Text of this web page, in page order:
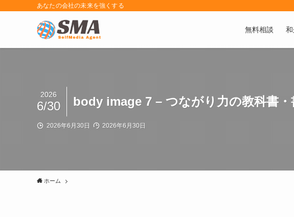
あなたの会社の未来を強くする
無料相談
body image 7 – つながり力の教科書
2026
6/30
2026年6月30日 2026年6月30日
ホーム